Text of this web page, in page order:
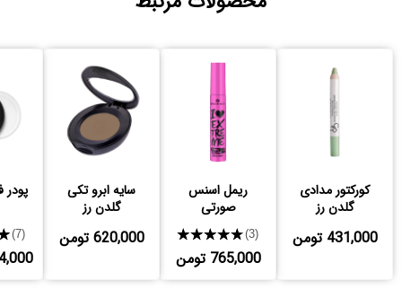
کورکتور مدادی
گلدن رز
431,000 تومن
ریمل اسنس
صورتی
★★★★★(3)
765,000 تومن
سایه ابرو تکی
گلدن رز
620,000 تومن (7)